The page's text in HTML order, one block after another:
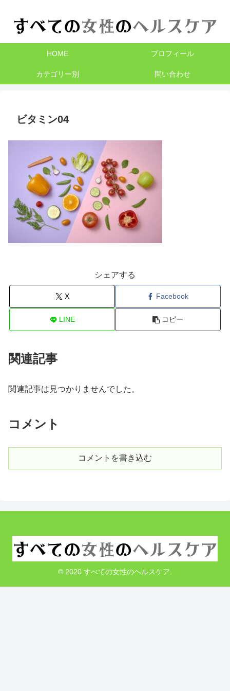
HOME プロフィール
カテゴリー別 問い合わせ
ビタミン04
シェアする
X Facebook
LINE コピー
関連記事
関連記事は見つかりませんでした。
コメント
コメントを書き込む
© 2020 すべての女性のヘルスケア.